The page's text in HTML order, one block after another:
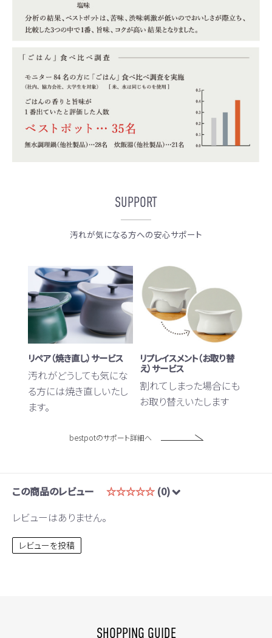
SUPPORT
汚れが気になる方への安心サポート
リペア（焼き直し）サービス
汚れがどうしても気にな
る方には焼き直しいたし
ます。
リプレイスメント（お取り替
え）サービス
割れてしまった場合にも
お取り替えいたします
bestpotのサポート詳細へ
この商品のレビュー ☆☆☆☆☆ (0)
レビューはありません。
レビューを投稿
SHOPPING GUIDE